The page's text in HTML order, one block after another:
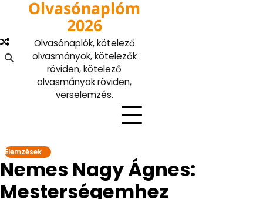
content
Olvasónaplóm
2026
Olvasónaplók, kötelező
olvasmányok, kötelezők
röviden, kötelező
olvasmányok röviden,
verselemzés.
Elemzések
Nemes Nagy Ágnes:
Mesterségemhez